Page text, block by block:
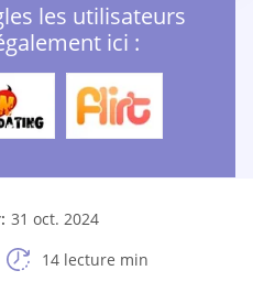
les utilisateurs
ici :
31 oct. 2024
14 lecture min